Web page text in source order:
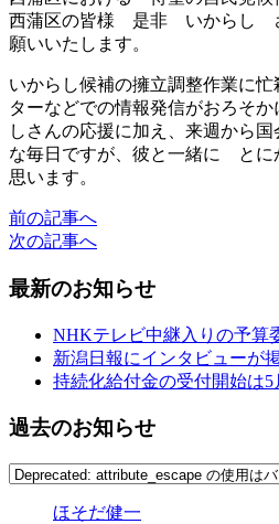
西蒲区の皆様 是非 いからし
願いいたします。
いからし候補の擁立調整作業に
ターなどでの情報発信がおろそ
しさんの応援に加え、来週から
な毎日ですが、彼と一緒に とに
思います。
前の記事へ
次の記事へ
最新のお知らせ
NHKテレビ中継入りの予算
新潟日報にインタビューが
持続化給付金の受付開始は5
過去のお知らせ
ほそだ健一